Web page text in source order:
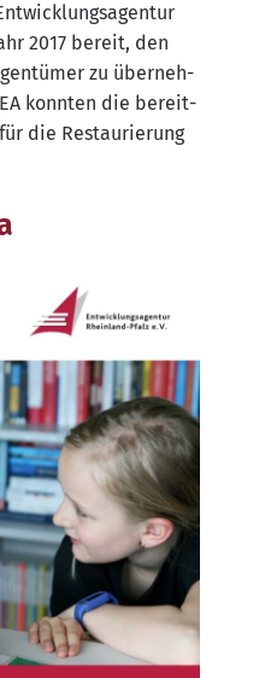
2017 bereit, den
zu über­neh­
konn­ten die bereit­
die Restau­rie­rung